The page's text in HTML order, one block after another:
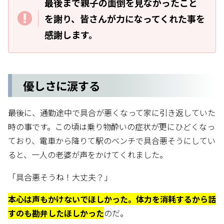
を謝り、皆さんが力になってくれた事を
感謝します。
優しさに涙する
最後に、通勤途中で具合が悪くなって家に引き返していた
時の事です。この頃は乗り物酔いの症状が更にひどくなっ
ており、電車から降りて駅のベンチで具合悪そうにしてい
ると、一人の老婆が声をかけてくれました。
「具合悪そうね！大丈夫？」
本心は声もかけないでほしかった。体力を消耗するから話
すのも勘弁したほしかったのだ。